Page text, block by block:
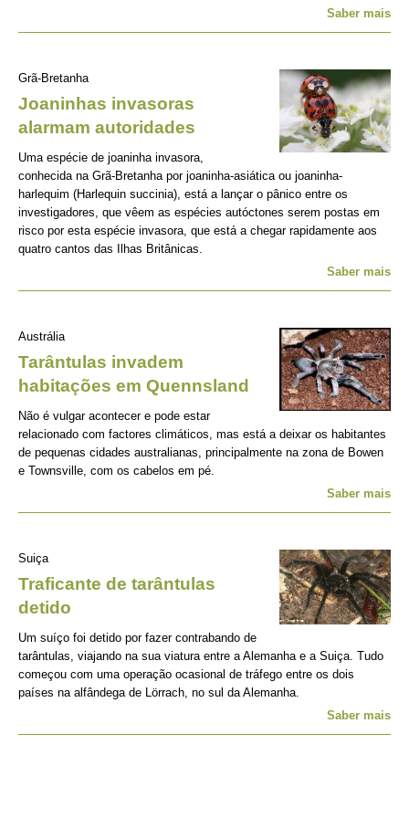
Saber mais
Grã-Bretanha
Joaninhas invasoras
alarmam autoridades
Uma espécie de joaninha invasora,
conhecida na Grã-Bretanha por joaninha-asiática ou joaninha-
harlequim (Harlequin succinia), está a lançar o pânico entre os
investigadores, que vêem as espécies autóctones serem postas em
risco por esta espécie invasora, que está a chegar rapidamente aos
quatro cantos das Ilhas Britânicas.
Saber mais
Austrália
Tarântulas invadem
habitações em Quennsland
Não é vulgar acontecer e pode estar
relacionado com factores climáticos, mas está a deixar os habitantes
de pequenas cidades australianas, principalmente na zona de Bowen
e Townsville, com os cabelos em pé.
Saber mais
Suiça
Traficante de tarântulas
detido
Um suíço foi detido por fazer contrabando de
tarântulas, viajando na sua viatura entre a Alemanha e a Suiça. Tudo
começou com uma operação ocasional de tráfego entre os dois
países na alfândega de Lörrach, no sul da Alemanha.
Saber mais